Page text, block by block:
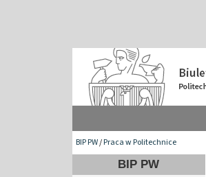
BIP PW/Praca w Politechnice
BIP PW